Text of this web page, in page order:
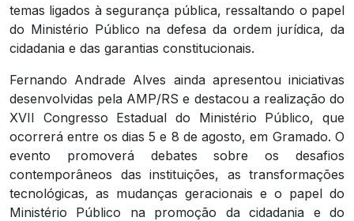
temas ligados à segurança pública, ressaltando o papel
do Ministério Público na defesa da ordem jurídica, da
cidadania e das garantias constitucionais.
Fernando Andrade Alves ainda apresentou iniciativas
desenvolvidas pela AMP/RS e destacou a realização do
XVII Congresso Estadual do Ministério Público, que
ocorrerá entre os dias 5 e 8 de agosto, em Gramado. O
evento promoverá debates sobre os desafios
contemporâneos das instituições, as transformações
tecnológicas, as mudanças geracionais e o papel do
Ministério Público na promoção da cidadania e do